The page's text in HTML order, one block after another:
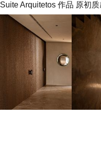
Suite Arquitetos 作品 原初